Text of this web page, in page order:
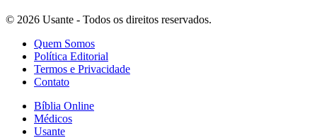
© 2026 Usante - Todos os direitos reservados.
Quem Somos
Política Editorial
Termos e Privacidade
Contato
Bíblia Online
Médicos
Usante